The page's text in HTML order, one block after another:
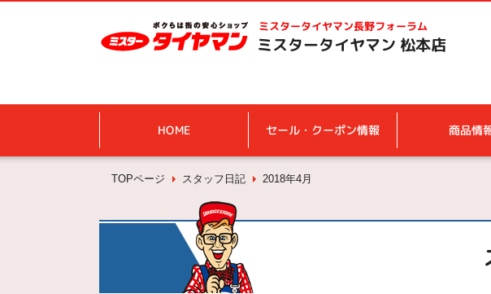
ミスタータイヤマン長野フォーラム
ミスタータイヤマン 松本店
HOME セール・クーポン情報 商品情
TOPページ スタッフ日記 2018年4月